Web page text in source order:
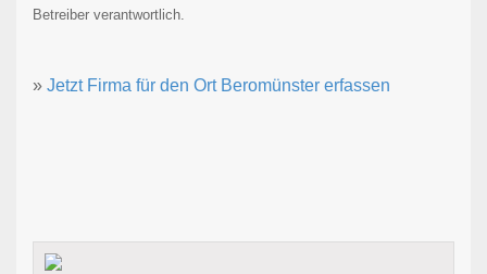
Betreiber verantwortlich.
» Jetzt Firma für den Ort Beromünster erfassen